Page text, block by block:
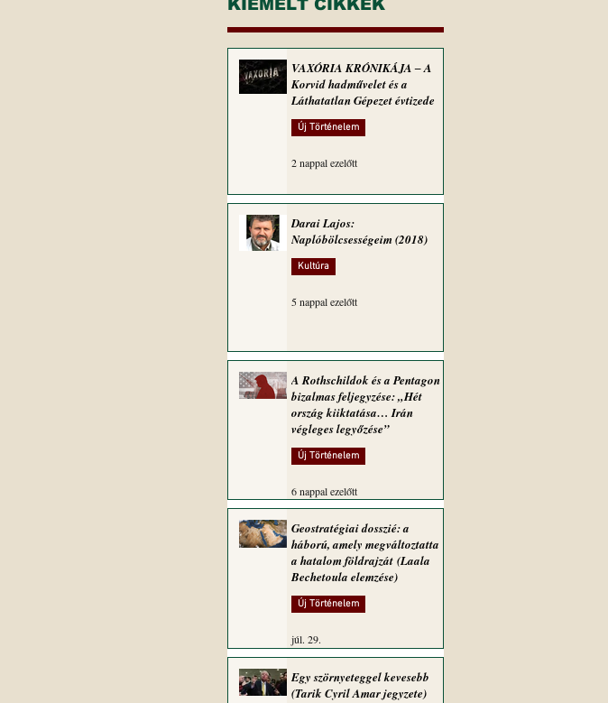
KIEMELT CIKKEK
VAXÓRIA KRÓNIKÁJA ‒ A
Korvid hadművelet és a
Láthatatlan Gépezet évtizede
Új Történelem
2 nappal ezelőtt
Darai Lajos:
Naplóbölcsességeim (2018)
Kultúra
5 nappal ezelőtt
A Rothschildok és a Pentagon
bizalmas feljegyzése: „Hét
ország kiiktatása… Irán
végleges legyőzése”
Új Történelem
6 nappal ezelőtt
Geostratégiai dosszié: a
háború, amely megváltoztatta
a hatalom földrajzát (Laala
Bechetoula elemzése)
Új Történelem
júl. 29.
Egy szörnyeteggel kevesebb
(Tarik Cyril Amar jegyzete)